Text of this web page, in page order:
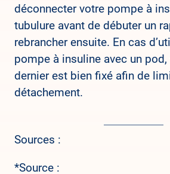
déconnecter votre pompe à
tubulure avant de débuter un
rebrancher ensuite. En cas
pompe à insuline avec un
dernier est bien fixé afin de
détachement.
Sources :
*Source :